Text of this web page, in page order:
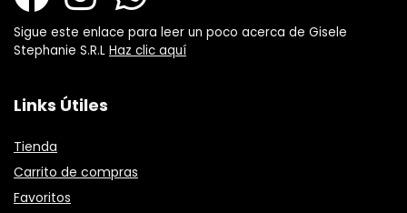
Sigue este enlace para leer un poco acerca de Gisele
Stephanie S.R.L Haz clic aquí
Links Útiles
Tienda
Carrito de compras
Favoritos